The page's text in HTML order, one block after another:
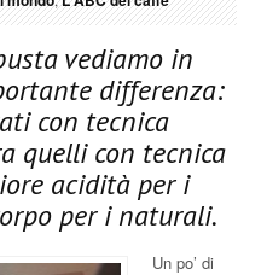
vediamo in
differenza:
con tecnica
quelli con tecnica
acidità per i
per i naturali.
Un po’ di